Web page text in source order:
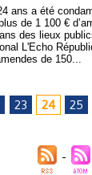
ans a été
de 1 100 €
des lieux
L'Echo
de 150...
23 24 25